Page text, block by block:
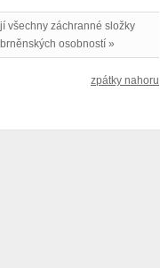
všechny záchranné složky
osobností »
zpátky nahoru